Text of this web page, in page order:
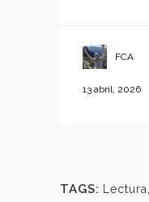
FCA
13 abril, 2026
TAGS: Lectura